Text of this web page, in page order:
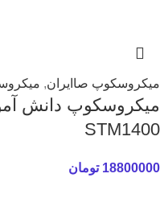
میکروسکوپ صاایران,
میکروسکوپ دانش
STM1400
18800000 تومان